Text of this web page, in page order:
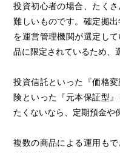
投資初心者の場合、たく
難しいものです。確定拠
を運営管理機関が選定し
品に限定されているため、
投資信託といった『価格
険といった『元本保証型
たくないなら、定期預金や
複数の商品による運用も